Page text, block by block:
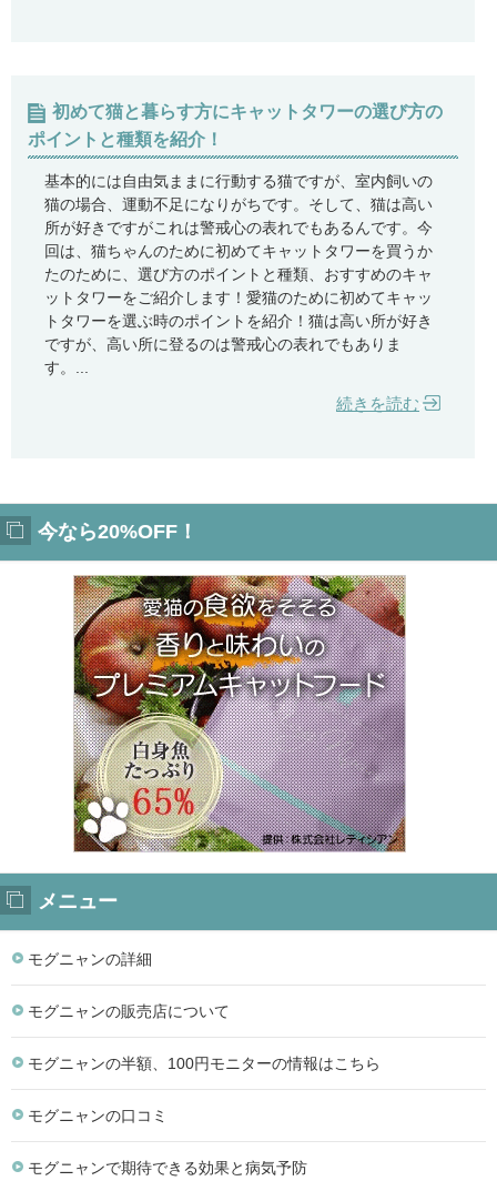
初めて猫と暮らす方にキャットタワーの選び方の
ポイントと種類を紹介！
基本的には自由気ままに行動する猫ですが、室内飼いの
猫の場合、運動不足になりがちです。そして、猫は高い
所が好きですがこれは警戒心の表れでもあるんです。今
回は、猫ちゃんのために初めてキャットタワーを買うか
たのために、選び方のポイントと種類、おすすめのキャ
ットタワーをご紹介します！愛猫のために初めてキャッ
トタワーを選ぶ時のポイントを紹介！猫は高い所が好き
ですが、高い所に登るのは警戒心の表れでもありま
す。...
続きを読む
今なら20%OFF！
メニュー
モグニャンの詳細
モグニャンの販売店について
モグニャンの半額、100円モニターの情報はこちら
モグニャンの口コミ
モグニャンで期待できる効果と病気予防